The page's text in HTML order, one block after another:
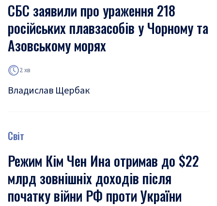
СБС заявили про ураження 218
російських плавзасобів у Чорному та
Азовському морях
2 хв
Владислав Щербак
Світ
Режим Кім Чен Ина отримав до $22
млрд зовнішніх доходів після
початку війни РФ проти України